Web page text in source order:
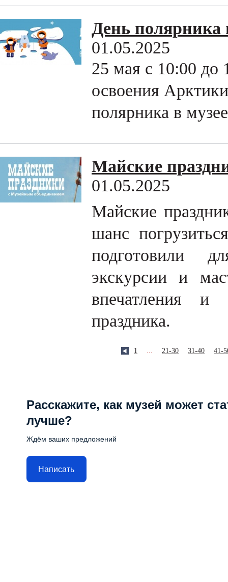
День полярника
01.05.2025
25 мая с 10:00 до
освоения
полярника в
Майские
01.05.2025
Майские
шанс
подготовили
экскурсии и
впечатления и
праздника.
1 ... 21-30 31-40 41-
Расскажите, как музей может
лучше?
Ждём ваших предложений
Написать